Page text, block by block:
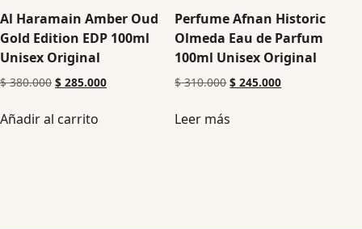
Al Haramain Amber Oud
Gold Edition EDP 100ml
Unisex Original
$380.000 $ 285.000
Añadir al carrito
Perfume Afnan Historic
Olmeda Eau de Parfum
100ml Unisex Original
$310.000 $ 245.000
Leer más